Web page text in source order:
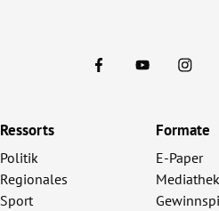
Ressorts
Politik
Regionales
Sport
Formate
E-Paper
Mediathek